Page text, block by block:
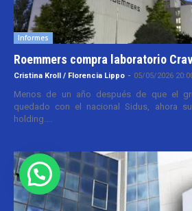
Informes
Roemmers compra laboratorio
Cristina Kroll / Florencia Lippo - 05/05/2026
Menos de un año después de que el
quedado con el nacional Sidus, ahora
holding....